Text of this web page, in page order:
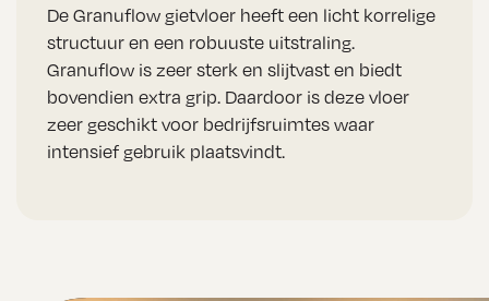
De Granuflow gietvloer heeft een licht korrelige
structuur en een robuuste uitstraling.
Granuflow is zeer sterk en slijtvast en biedt
bovendien extra grip. Daardoor is deze vloer
zeer geschikt voor bedrijfsruimtes waar
intensief gebruik plaatsvindt.